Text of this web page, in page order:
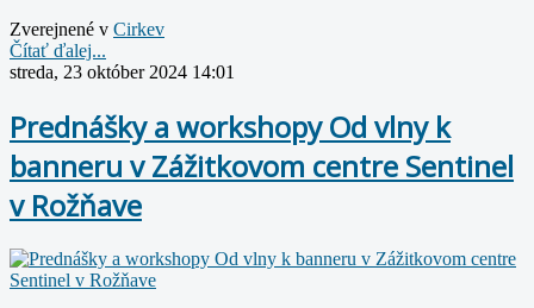
Zverejnené v Cirkev
Čítať ďalej...
streda, 23 október 2024 14:01
Prednášky a workshopy Od vlny k
banneru v Zážitkovom centre Sentinel
v Rožňave